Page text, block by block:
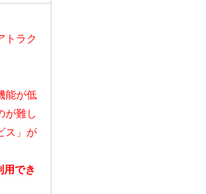
トラク
能が低
が難し
ス」が
用でき